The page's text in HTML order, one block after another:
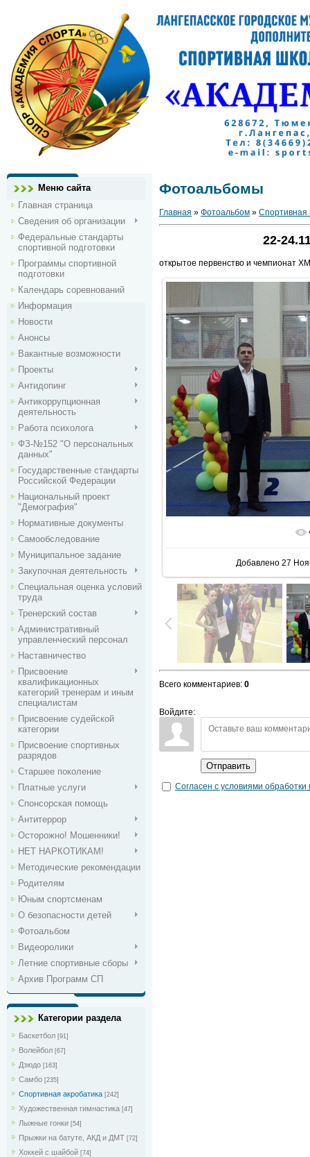
Меню сайта
Главная страница
Сведения об организации
Федеральные стандарты
спортивной подготовки
Программы спортивной
подготовки
Календарь соревнований
Информация
Новости
Анонсы
Вакантные возможности
Проекты
Антидопинг
Антикоррупционная
деятельность
Работа психолога
ФЗ-№152 "О персональных
данных"
Государственные стандарты
Российской Федерации
Национальный проект
"Демография"
Нормативные документы
Самообследование
Муниципальное задание
Закупочная деятельность
Специальная оценка условий
труда
Тренерский состав
Административный
управленческий персонал
Наставничество
Присвоение
квалификационных
категорий тренерам и иным
специалистам
Присвоение судейской
категории
Присвоение спортивных
разрядов
Старшее поколение
Платные услуги
Спонсорская помощь
Антитеррор
Осторожно! Мошенники!
НЕТ НАРКОТИКАМ!
Методические рекомендации
Родителям
Юным спортсменам
О безопасности детей
Фотоальбом
Видеоролики
Летние спортивные сборы
Архив Программ СП
Категории раздела
Баскетбол [91]
Волейбол [67]
Дзюдо [163]
Самбо [235]
Спортивная акробатика [242]
Художественная гимнастика [47]
Лыжные гонки [54]
Прыжки на батуте, АКД и ДМТ [72]
Хоккей с шайбой [74]
Фотоальбомы
Главная » Фотоальбом » Спортивная
22-
открытое первенство и чемпионат
В
Добавлено 27
Всего комментариев: 0
Войдите:
Отправить
Согласен с условиями